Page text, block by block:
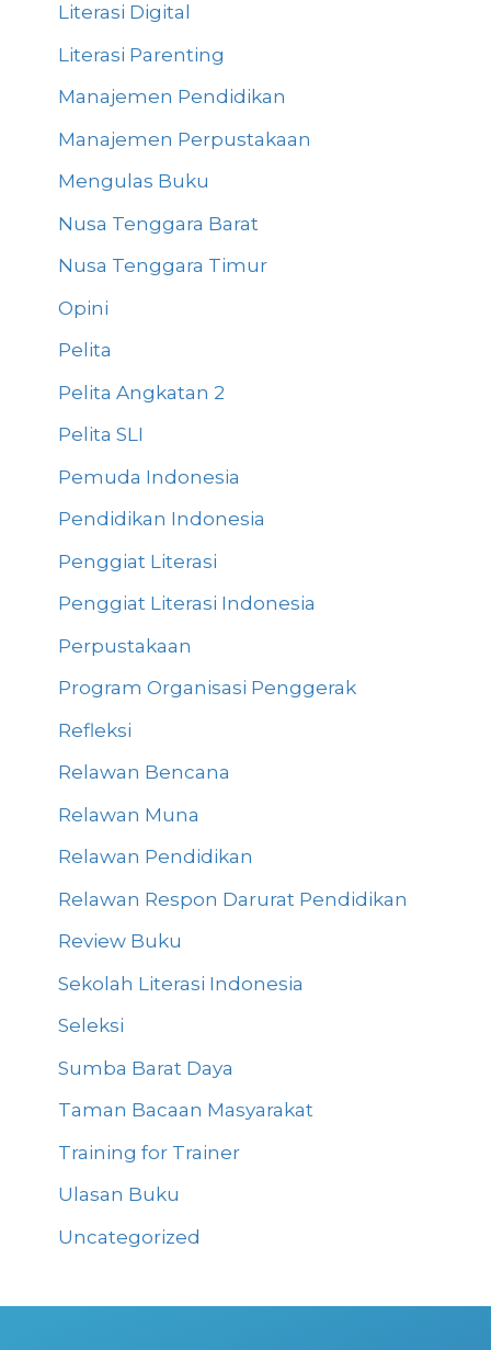
Literasi Digital
Literasi Parenting
Manajemen Pendidikan
Manajemen Perpustakaan
Mengulas Buku
Nusa Tenggara Barat
Nusa Tenggara Timur
Opini
Pelita
Pelita Angkatan 2
Pelita SLI
Pemuda Indonesia
Pendidikan Indonesia
Penggiat Literasi
Penggiat Literasi Indonesia
Perpustakaan
Program Organisasi Penggerak
Refleksi
Relawan Bencana
Relawan Muna
Relawan Pendidikan
Relawan Respon Darurat Pendidikan
Review Buku
Sekolah Literasi Indonesia
Seleksi
Sumba Barat Daya
Taman Bacaan Masyarakat
Training for Trainer
Ulasan Buku
Uncategorized